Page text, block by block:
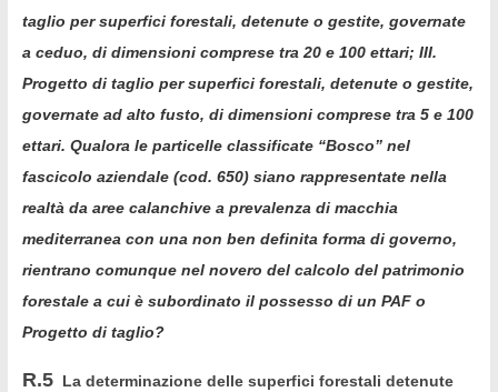
taglio per superfici forestali, detenute o gestite, governate
a ceduo, di dimensioni comprese tra 20 e 100 ettari; III.
Progetto di taglio per superfici forestali, detenute o gestite,
governate ad alto fusto, di dimensioni comprese tra 5 e 100
ettari. Qualora le particelle classificate “Bosco” nel
fascicolo aziendale (cod. 650) siano rappresentate nella
realtà da aree calanchive a prevalenza di macchia
mediterranea con una non ben definita forma di governo,
rientrano comunque nel novero del calcolo del patrimonio
forestale a cui è subordinato il possesso di un PAF o
Progetto di taglio?
R.5 La determinazione delle superfici forestali detenute